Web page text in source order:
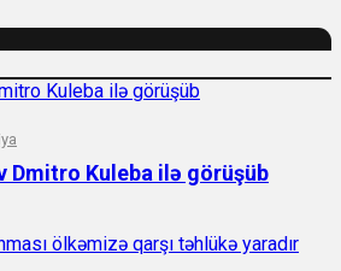
Dmitro Kuleba ilə görüşüb